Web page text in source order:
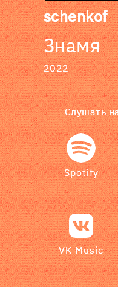
schenkof
Знамя
2022
Слушать
Spotify
VK Music